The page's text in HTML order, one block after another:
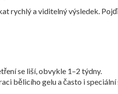
rychlý a viditelný výsledek.
se liší, obvykle 1–2 týdny.
bělicího gelu a často i